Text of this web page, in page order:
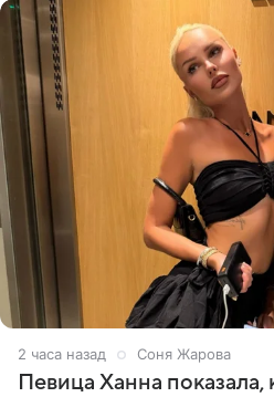
2 часа назад Соня Жарова
Певица Ханна показала,